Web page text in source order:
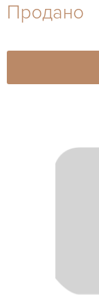
27-44
Продано